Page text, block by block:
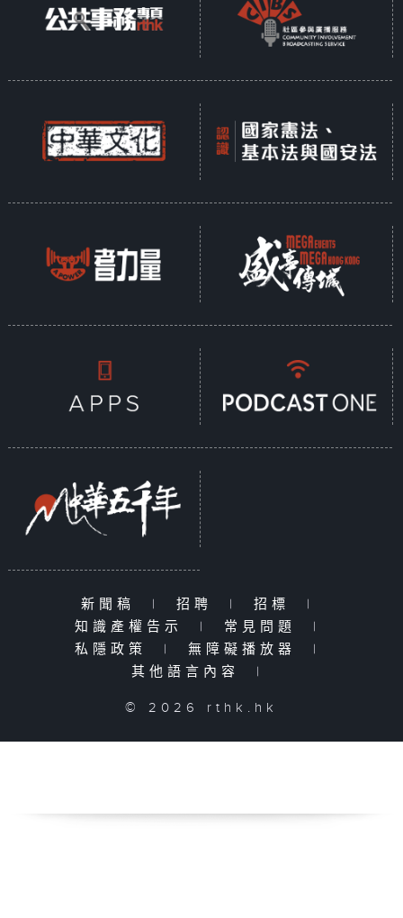
新聞稿 | 招聘 | 招標
|
知識產權告示
| 常見問題
|
私隱政策
| 無障礙播放器
|
其他語言內容
|
© 2026 rthk.hk